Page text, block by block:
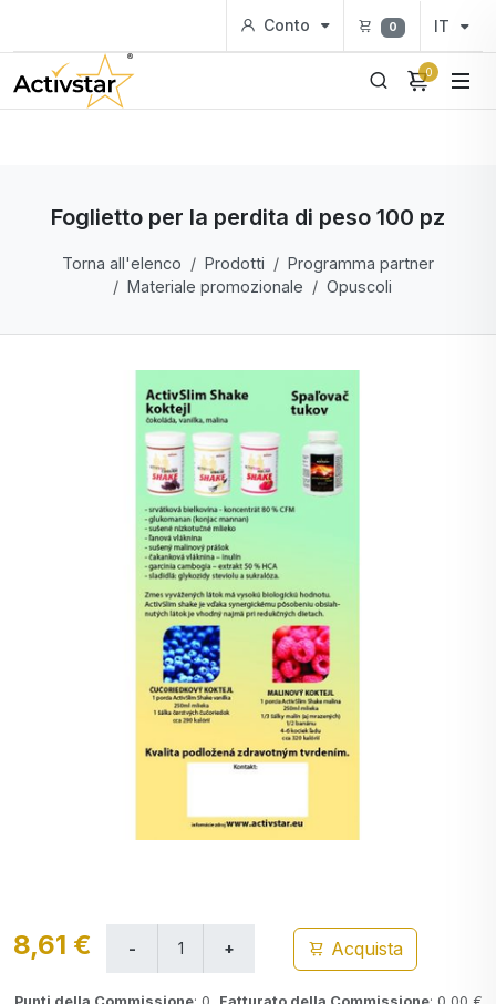
Conto 0 IT
0
Foglietto per la perdita di peso 100 pz
Torna all'elenco Prodotti
Programma partner
Materiale promozionale
Opuscoli
8,61 € Acquista